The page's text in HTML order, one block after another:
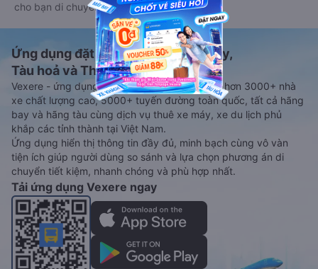
cho bạn di chuyển.
Ứng dụng đặt vé Xe khách, Máy bay,
Tàu hoả và Thuê xe
Vexere - ứng dụng đặt vé đa phương tiện với hơn 3000+ nhà
xe chất lượng cao, 5000+ tuyến đường toàn quốc, tất cả hãng
bay và hãng tàu cùng dịch vụ thuê xe máy, xe du lịch phủ
khắp các tỉnh thành tại Việt Nam.
Ứng dụng hiển thị thông tin đầy đủ, minh bạch cùng vô vàn
tiện ích giúp người dùng so sánh và lựa chọn phương án di
chuyển tiết kiệm, nhanh chóng và phù hợp nhất.
Tải ứng dụng Vexere ngay